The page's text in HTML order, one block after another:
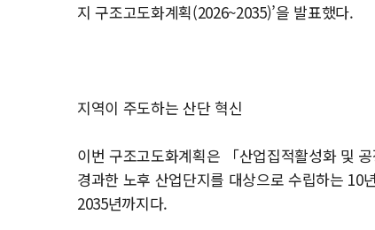
지 구조고도화계획(2026~2035)’을 발표했다.
지역이 주도하는 산단 혁신
이번 구조고도화계획은 「산업집적활성화 및
경과한 노후 산업단지를 대상으로 수립하는 10
2035년까지다.